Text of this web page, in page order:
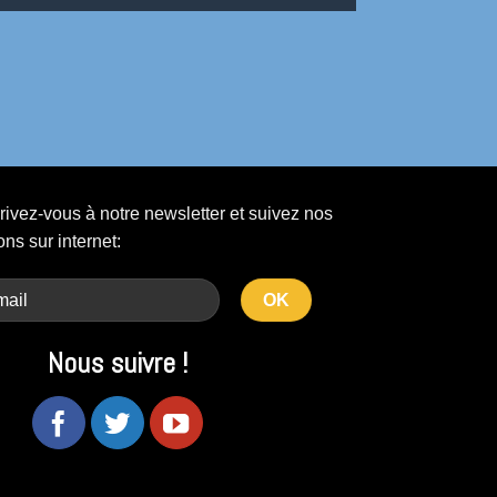
vous à notre newsletter et suivez nos
sur internet:
Nous suivre !